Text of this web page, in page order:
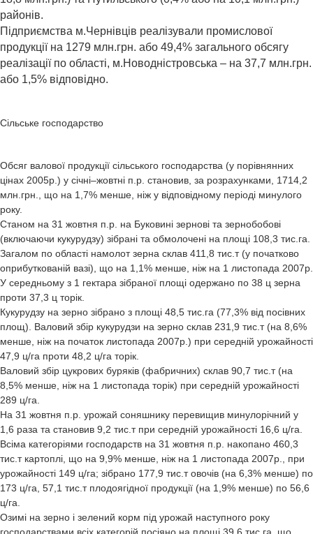
районів.
Підприємства м.Чернівців реалізували промислової
продукції на 1279 млн.грн. або 49,4% загального обсягу
реалізації по області, м.Новодністровська – на 37,7 млн.грн.
або 1,5% відповідно.
Cільське господарство
Обсяг валової продукції сільського господарства (у порівнянних
цінах 2005р.) у січні–жовтні п.р. становив, за розрахунками, 1714,2
млн.грн., що на 1,7% менше, ніж у відповідному періоді минулого
року.
Станом на 31 жовтня п.р. на Буковині зернові та зернобобові
(включаючи кукурудзу) зібрані та обмолочені на площі 108,3 тис.га.
Загалом по області намолот зерна склав 411,8 тис.т (у початково
оприбуткованій вазі), що на 1,1% менше, ніж на 1 листопада 2007р.
У середньому з 1 гектара зібраної площі одержано по 38 ц зерна
проти 37,3 ц торік.
Кукурудзу на зерно зібрано з площі 48,5 тис.га (77,3% від посівних
площ). Валовий збір кукурудзи на зерно склав 231,9 тис.т (на 8,6%
менше, ніж на початок листопада 2007р.) при середній урожайності
47,9 ц/га проти 48,2 ц/га торік.
Валовий збір цукрових буряків (фабричних) склав 90,7 тис.т (на
8,5% менше, ніж на 1 листопада торік) при середній урожайності
289 ц/га.
На 31 жовтня п.р. урожай соняшнику перевищив минулорічний у
1,6 раза та становив 9,2 тис.т при середній урожайності 16,6 ц/га.
Всіма категоріями господарств на 31 жовтня п.р. накопано 460,3
тис.т картоплі, що на 9,9% менше, ніж на 1 листопада 2007р., при
урожайності 149 ц/га; зібрано 177,9 тис.т овочів (на 6,3% менше) по
173 ц/га, 57,1 тис.т плодоягідної продукції (на 1,9% менше) по 56,6
ц/га.
Озимі на зерно і зелений корм під урожай наступного року